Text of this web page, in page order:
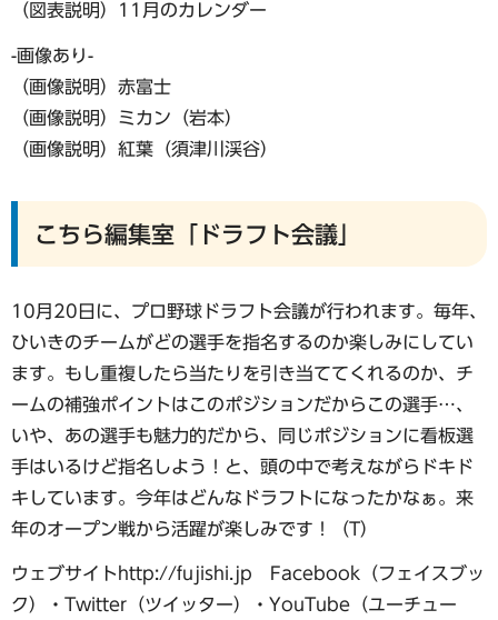
（図表説明）11月のカレンダー
-画像あり-
（画像説明）赤富士
（画像説明）ミカン（岩本）
（画像説明）紅葉（須津川渓谷）
こちら編集室「ドラフト会議」
10月20日に、プロ野球ドラフト会議が行われます。毎年、
ひいきのチームがどの選手を指名するのか楽しみにしてい
ます。もし重複したら当たりを引き当ててくれるのか、チ
ームの補強ポイントはこのポジションだからこの選手…、
いや、あの選手も魅力的だから、同じポジションに看板選
手はいるけど指名しよう！と、頭の中で考えながらドキド
キしています。今年はどんなドラフトになったかなぁ。来
年のオープン戦から活躍が楽しみです！（T）
ウェブサイトhttp://fujishi.jp Facebook（フェイスブッ
ク）・Twitter（ツイッター）・YouTube（ユーチュー